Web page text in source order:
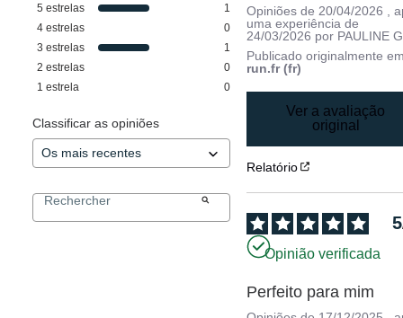
5 estrelas
1
4 estrelas
0
3 estrelas
1
2 estrelas
0
1 estrela 0
Classificar as opiniões
Opiniões de 20/04/2026
,
uma experiência de
24/03/2026 por PAULINE
Publicado originalmente
run.fr (fr)
Ver a avaliação
original
Relatório
5
Opinião verificada
Perfeito para mim